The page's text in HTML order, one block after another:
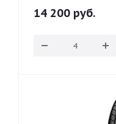
14 200 руб.